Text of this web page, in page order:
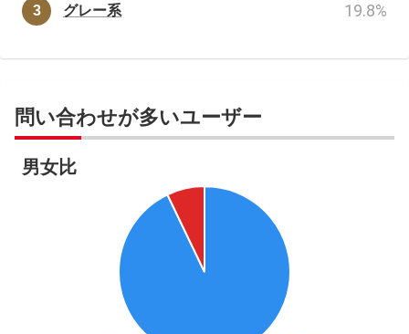
グレー系 19.8%
問い合わせが多いユーザー
男女比